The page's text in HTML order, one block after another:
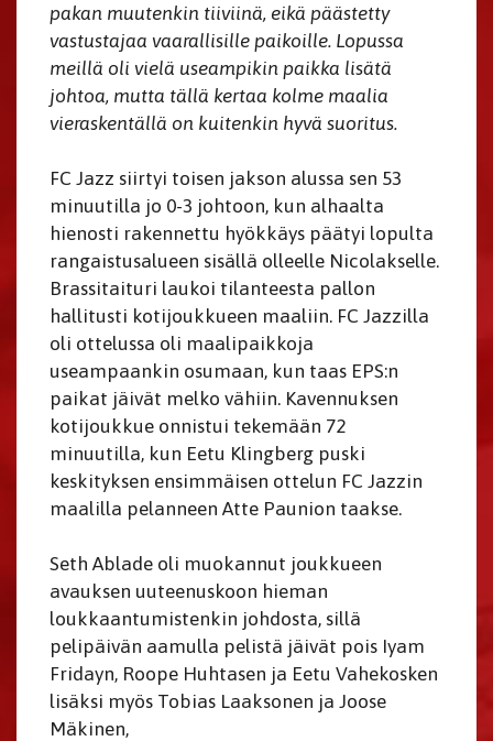
pakan muutenkin tiiviinä, eikä päästetty
vastustajaa vaarallisille paikoille. Lopussa
meillä oli vielä useampikin paikka lisätä
johtoa, mutta tällä kertaa kolme maalia
vieraskentällä on kuitenkin hyvä suoritus.
FC Jazz siirtyi toisen jakson alussa sen 53
minuutilla jo 0-3 johtoon, kun alhaalta
hienosti rakennettu hyökkäys päätyi lopulta
rangaistusalueen sisällä olleelle Nicolakselle.
Brassitaituri laukoi tilanteesta pallon
hallitusti kotijoukkueen maaliin. FC Jazzilla
oli ottelussa oli maalipaikkoja
useampaankin osumaan, kun taas EPS:n
paikat jäivät melko vähiin. Kavennuksen
kotijoukkue onnistui tekemään 72
minuutilla, kun Eetu Klingberg puski
keskityksen ensimmäisen ottelun FC Jazzin
maalilla pelanneen Atte Paunion taakse.
Seth Ablade oli muokannut joukkueen
avauksen uuteenuskoon hieman
loukkaantumistenkin johdosta, sillä
pelipäivän aamulla pelistä jäivät pois Iyam
Fridayn, Roope Huhtasen ja Eetu Vahekosken
lisäksi myös Tobias Laaksonen ja Joose
Mäkinen,